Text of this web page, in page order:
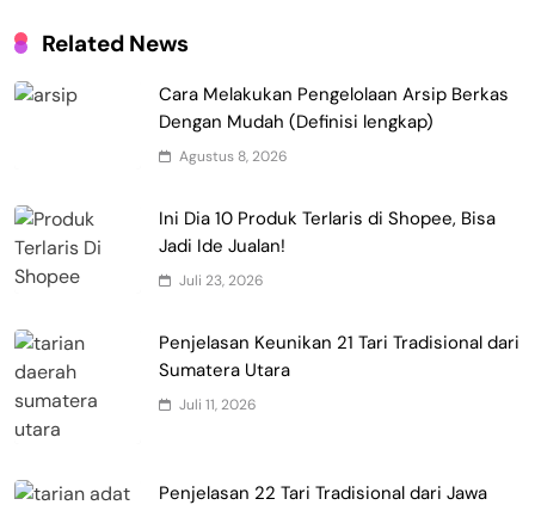
Related News
Cara Melakukan Pengelolaan Arsip Berkas
Dengan Mudah (Definisi lengkap)
Agustus 8, 2026
Ini Dia 10 Produk Terlaris di Shopee, Bisa
Jadi Ide Jualan!
Juli 23, 2026
Penjelasan Keunikan 21 Tari Tradisional dari
Sumatera Utara
Juli 11, 2026
Penjelasan 22 Tari Tradisional dari Jawa